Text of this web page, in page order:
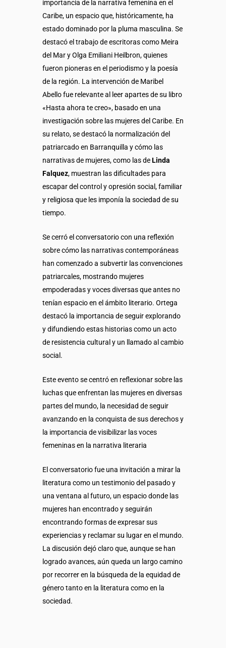
importancia de la narrativa femenina en el
Caribe, un espacio que, históricamente, ha
estado dominado por la pluma masculina. Se
destacó el trabajo de escritoras como Meira
del Mar y Olga Emiliani Heilbron, quienes
fueron pioneras en el periodismo y la poesía
de la región. La intervención de Maribel
Abello fue relevante al leer apartes de su libro
«Hasta ahora te creo», basado en una
investigación sobre las mujeres del Caribe. En
su relato, se destacó la normalización del
patriarcado en Barranquilla y cómo las
narrativas de mujeres, como las deLinda
Falquez, muestran las dificultades para
escapar del control y opresión social, familiar
y religiosa que les imponía la sociedad de su
tiempo.
Se cerró el conversatorio con una reflexión
sobre cómo las narrativas contemporáneas
han comenzado a subvertir las convenciones
patriarcales, mostrando mujeres
empoderadas y voces diversas que antes no
tenían espacio en el ámbito literario. Ortega
destacó la importancia de seguir explorando
y difundiendo estas historias como un acto
de resistencia cultural y un llamado al cambio
social.
Este evento se centró en reflexionar sobre las
luchas que enfrentan las mujeres en diversas
partes del mundo, la necesidad de seguir
avanzando en la conquista de sus derechos y
la importancia de visibilizar las voces
femeninas en la narrativa literaria
El conversatorio fue una invitación a mirar la
literatura como un testimonio del pasado y
una ventana al futuro, un espacio donde las
mujeres han encontrado y seguirán
encontrando formas de expresar sus
experiencias y reclamar su lugar en el mundo.
La discusión dejó claro que, aunque se han
logrado avances, aún queda un largo camino
por recorrer en la búsqueda de la equidad de
género tanto en la literatura como en la
sociedad.